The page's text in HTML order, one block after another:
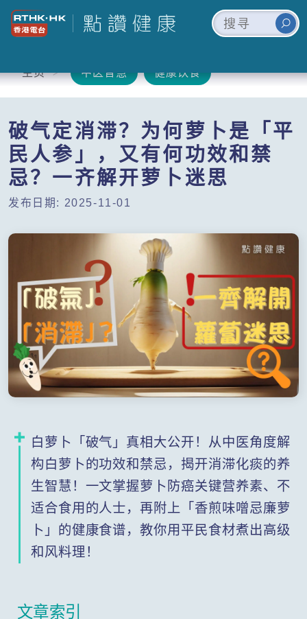
主页 中医智慧 健康饮食
破气定消滞？为何萝卜是「平
民人参」，又有何功效和禁
忌？一齐解开萝卜迷思
发布日期: 2025-11-01
白萝卜「破气」真相大公开！从中医角度解
构白萝卜的功效和禁忌，揭开消滞化痰的养
生智慧！一文掌握萝卜防癌关键营养素、不
适合食用的人士，再附上「香煎味噌忌廉萝
卜」的健康食谱，教你用平民食材煮出高级
和风料理！
文章索引